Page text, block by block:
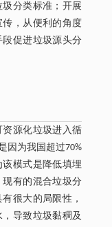
分类标准；开展
，从便利的角度
促进垃圾源头分
源化垃圾进入循
因为我国超过70%
模式是降低填埋
有的混合垃圾分
很大的局限性，
导致垃圾黏稠及